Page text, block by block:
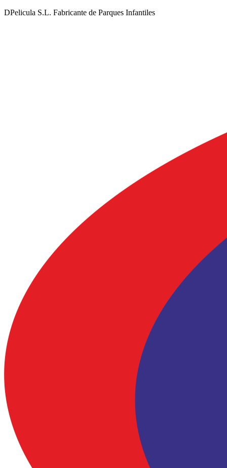
DPelicula S.L. Fabricante de Parques Infantiles